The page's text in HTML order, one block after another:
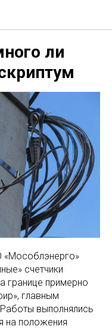
ли
«Мособлэнерго»
счетчики
границе примерно
главным
выполнялись
на положения